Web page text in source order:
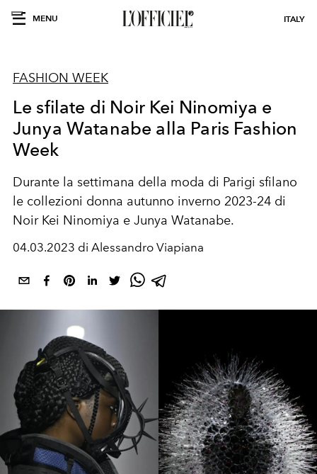
MENU ITALY
FASHION WEEK
Le sfilate di Noir Kei Ninomiya e
Junya Watanabe alla Paris Fashion
Week
Durante la settimana della moda di Parigi sfilano
le collezioni donna autunno inverno 2023-24 di
Noir Kei Ninomiya e Junya Watanabe.
04.03.2023 di Alessandro Viapiana